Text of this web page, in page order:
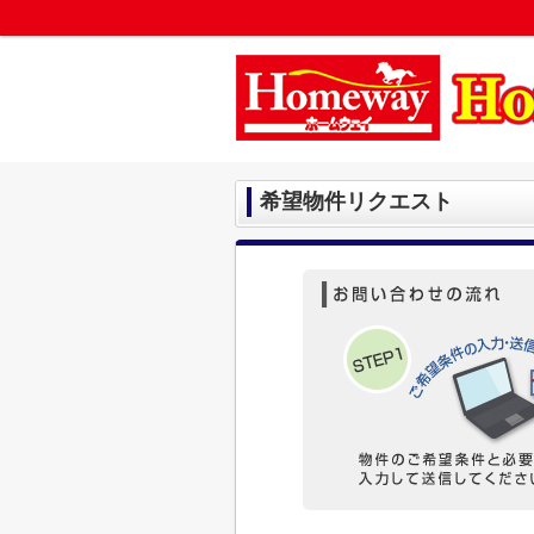
希望物件リクエスト